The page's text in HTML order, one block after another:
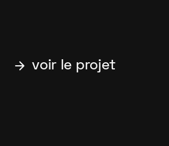
arrow_forward voir le projet